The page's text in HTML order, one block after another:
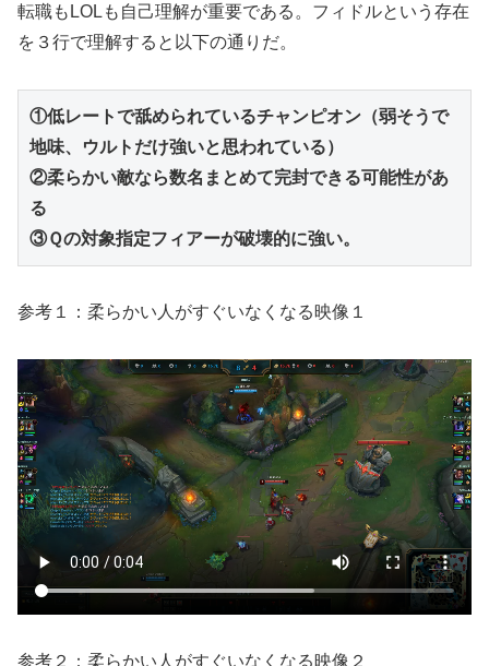
転職もLOLも自己理解が重要である。フィドルという存在
を３行で理解すると以下の通りだ。
①低レートで舐められているチャンピオン（弱そうで
地味、ウルトだけ強いと思われている）
②柔らかい敵なら数名まとめて完封できる可能性があ
る
③Ｑの対象指定フィアーが破壊的に強い。
参考１：柔らかい人がすぐいなくなる映像１
参考２：柔らかい人がすぐいなくなる映像２